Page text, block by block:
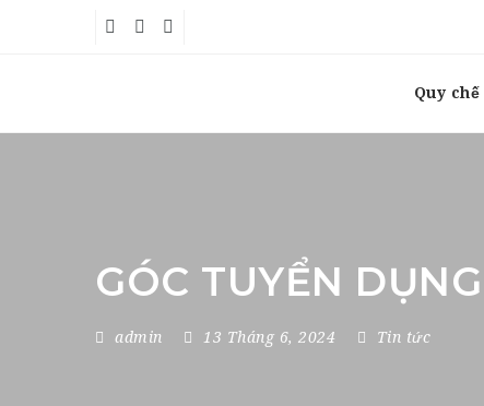
Quy chế
GÓC TUYỂN
admin 13 Tháng 6, 2024 Tin tức